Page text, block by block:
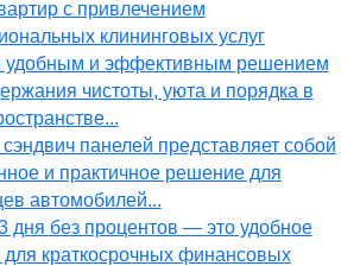
с привлечением
клининговых услуг
удобным и эффективным решением
чистоты, уюта и порядка в
панелей представляет собой
и практичное решение для
автомобилей...
дня без процентов — это удобное
краткосрочных финансовых